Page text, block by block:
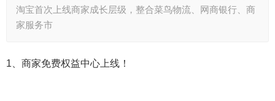
淘宝首次上线商家成长层级，整合菜鸟物流、网商银行、商
家服务市
1、商家免费权益中心上线！